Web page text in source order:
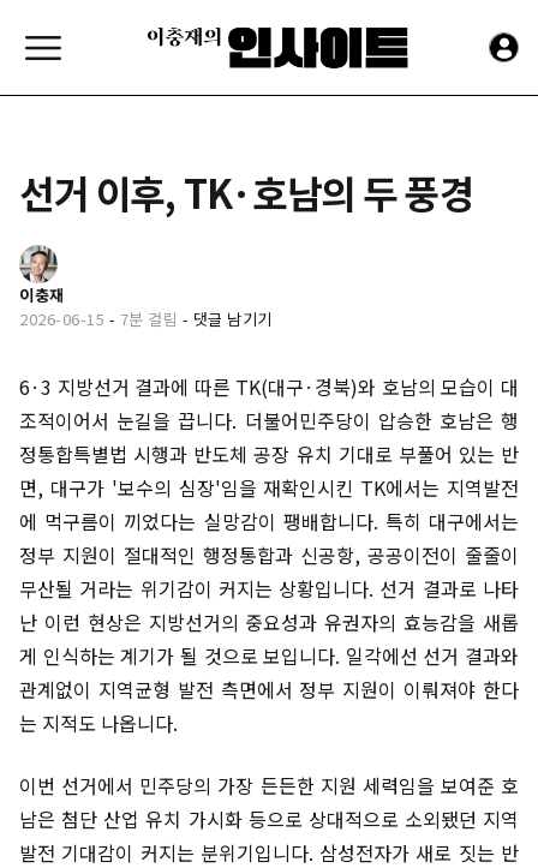
선거 이후, TK·호남의 두 풍경
이충재
2026-06-15 - 7분 걸림 - 댓글 남기기
6·3 지방선거 결과에 따른 TK(대구·경북)와 호남의 모습이 대
조적이어서 눈길을 끕니다. 더불어민주당이 압승한 호남은 행
정통합특별법 시행과 반도체 공장 유치 기대로 부풀어 있는 반
면, 대구가 '보수의 심장'임을 재확인시킨 TK에서는 지역발전
에 먹구름이 끼었다는 실망감이 팽배합니다. 특히 대구에서는
정부 지원이 절대적인 행정통합과 신공항, 공공이전이 줄줄이
무산될 거라는 위기감이 커지는 상황입니다. 선거 결과로 나타
난 이런 현상은 지방선거의 중요성과 유권자의 효능감을 새롭
게 인식하는 계기가 될 것으로 보입니다. 일각에선 선거 결과와
관계없이 지역균형 발전 측면에서 정부 지원이 이뤄져야 한다
는 지적도 나옵니다.
이번 선거에서 민주당의 가장 든든한 지원 세력임을 보여준 호
남은 첨단 산업 유치 가시화 등으로 상대적으로 소외됐던 지역
발전 기대감이 커지는 분위기입니다. 삼성전자가 새로 짓는 반